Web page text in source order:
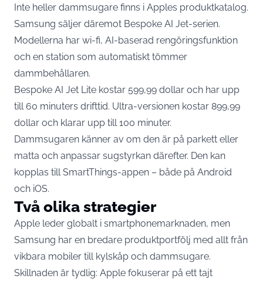
Inte heller dammsugare finns i Apples produktkatalog.
Samsung säljer däremot Bespoke AI Jet-serien.
Modellerna har wi-fi, AI-baserad rengöringsfunktion
och en station som automatiskt tömmer
dammbehållaren.
Bespoke AI Jet Lite kostar 599,99 dollar och har upp
till 60 minuters drifttid. Ultra-versionen kostar 899,99
dollar och klarar upp till 100 minuter.
Dammsugaren känner av om den är på parkett eller
matta och anpassar sugstyrkan därefter. Den kan
kopplas till SmartThings-appen – både på Android
och iOS.
Två olika strategier
Apple leder globalt i smartphonemarknaden, men
Samsung har en bredare produktportfölj med allt från
vikbara mobiler till kylskåp och dammsugare.
Skillnaden är tydlig: Apple fokuserar på ett tajt